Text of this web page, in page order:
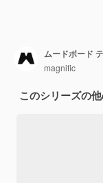
ムードボード
magnific
このシリーズの